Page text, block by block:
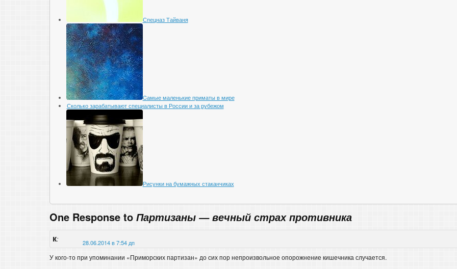
Спецназ Тайваня
Cамые маленькие приматы в мире
Сколько зарабатывают специалисты в России и за рубежом
Рисунки на бумажных стаканчиках
One Response to Партизаны — вечный страх противника
к: 28.06.2014 в 7:54 дп
У кого-то при упоминании «Приморских партизан» до сих пор непроизвольное опорожнение кишечника случается.